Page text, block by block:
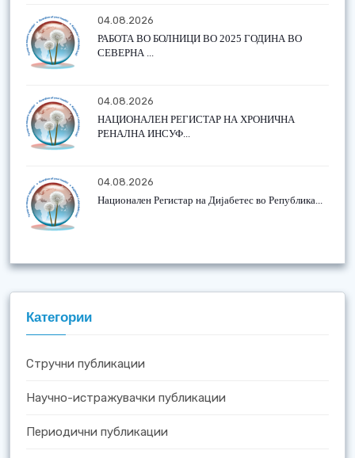
04.08.2026
РАБОТА ВО БОЛНИЦИ ВО 2025 ГОДИНА ВО
СЕВЕРНА ...
04.08.2026
НАЦИОНАЛЕН РЕГИСТАР НА ХРОНИЧНА
РЕНАЛНА ИНСУФ...
04.08.2026
Национален Регистар на Дијабетес во Република...
Категории
Стручни публикации
Научно-истражувачки публикации
Периодични публикации